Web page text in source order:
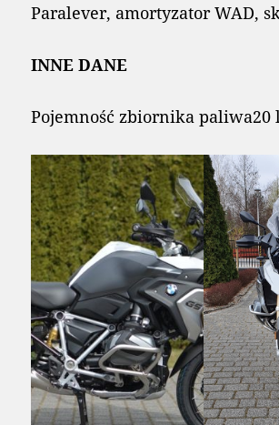
Paralever, amortyzator WAD,
INNE DANE
Pojemność zbiornika paliwa20 l